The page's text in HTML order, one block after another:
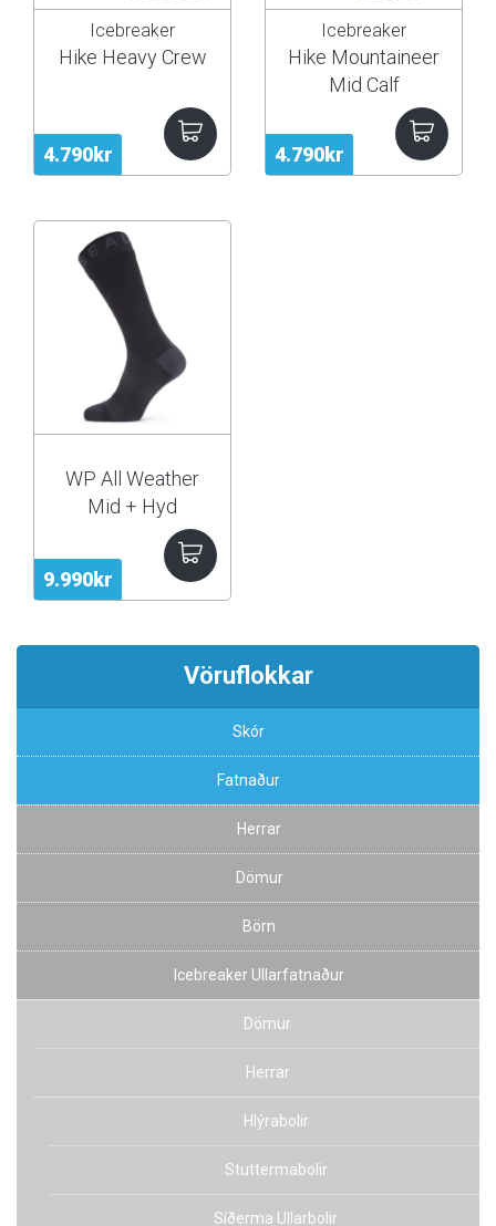
4.790kr
Icebreaker
Hike Heavy Crew
4.790kr
Icebreaker
Hike Mountaineer
Mid Calf
9.990kr
WP All Weather
Mid + Hyd
Vöruflokkar
Skór
Fatnaður
Herrar
Dömur
Börn
Icebreaker Ullarfatnaður
Dömur
Herrar
Hlýrabolir
Stuttermabolir
Síðerma Ullarbolir